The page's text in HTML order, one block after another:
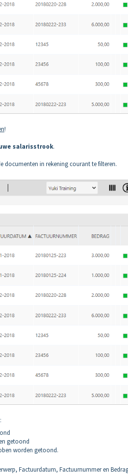
!
salarisstrook.
documenten in rekening courant te filteren.
getoond
worden getoond.
Factuurdatum, Factuurnummer en